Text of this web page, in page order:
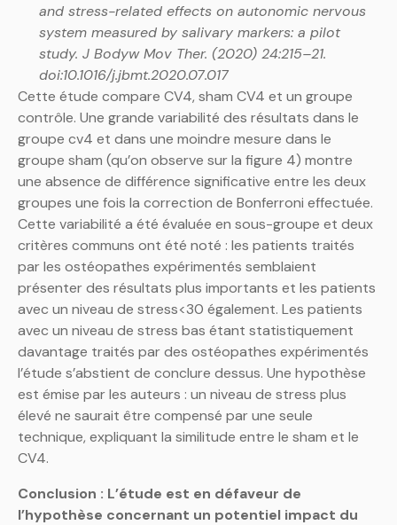
and stress-related effects on autonomic nervous
system measured by salivary markers: a pilot
study. J Bodyw Mov Ther. (2020) 24:215–21.
doi:10.1016/j.jbmt.2020.07.017
Cette étude compare CV4, sham CV4 et un groupe
contrôle. Une grande variabilité des résultats dans le
groupe cv4 et dans une moindre mesure dans le
groupe sham (qu’on observe sur la figure 4) montre
une absence de différence significative entre les deux
groupes une fois la correction de Bonferroni effectuée.
Cette variabilité a été évaluée en sous-groupe et deux
critères communs ont été noté : les patients traités
par les ostéopathes expérimentés semblaient
présenter des résultats plus importants et les patients
avec un niveau de stress<30 également. Les patients
avec un niveau de stress bas étant statistiquement
davantage traités par des ostéopathes expérimentés
l’étude s’abstient de conclure dessus. Une hypothèse
est émise par les auteurs : un niveau de stress plus
élevé ne saurait être compensé par une seule
technique, expliquant la similitude entre le sham et le
CV4.
Conclusion : L’étude est en défaveur de
l’hypothèse concernant un potentiel impact du